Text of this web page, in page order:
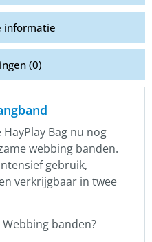
informatie
(0)
Bag nu nog
webbing banden.
gebruik,
verkrijgbaar in twee
banden?